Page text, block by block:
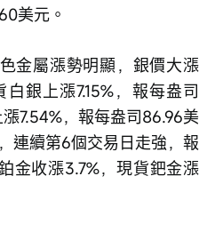
美元。
金屬漲勢明顯，銀價大漲
銀上漲7.15%，報每盎司
7.54%，報每盎司86.96美
連續第6個交易日走強，報
金收漲3.7%，現貨鈀金漲